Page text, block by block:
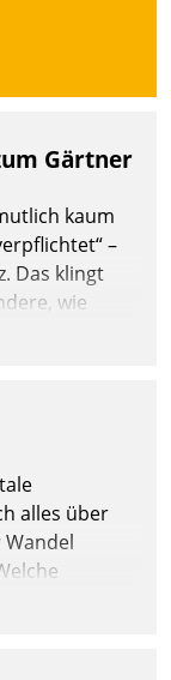
Gärtner
kaum
–
Das klingt
wie
der
alles über